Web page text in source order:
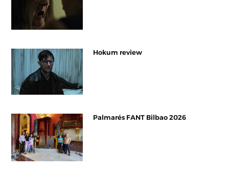
Hokum review
Palmarés FANT Bilbao 2026